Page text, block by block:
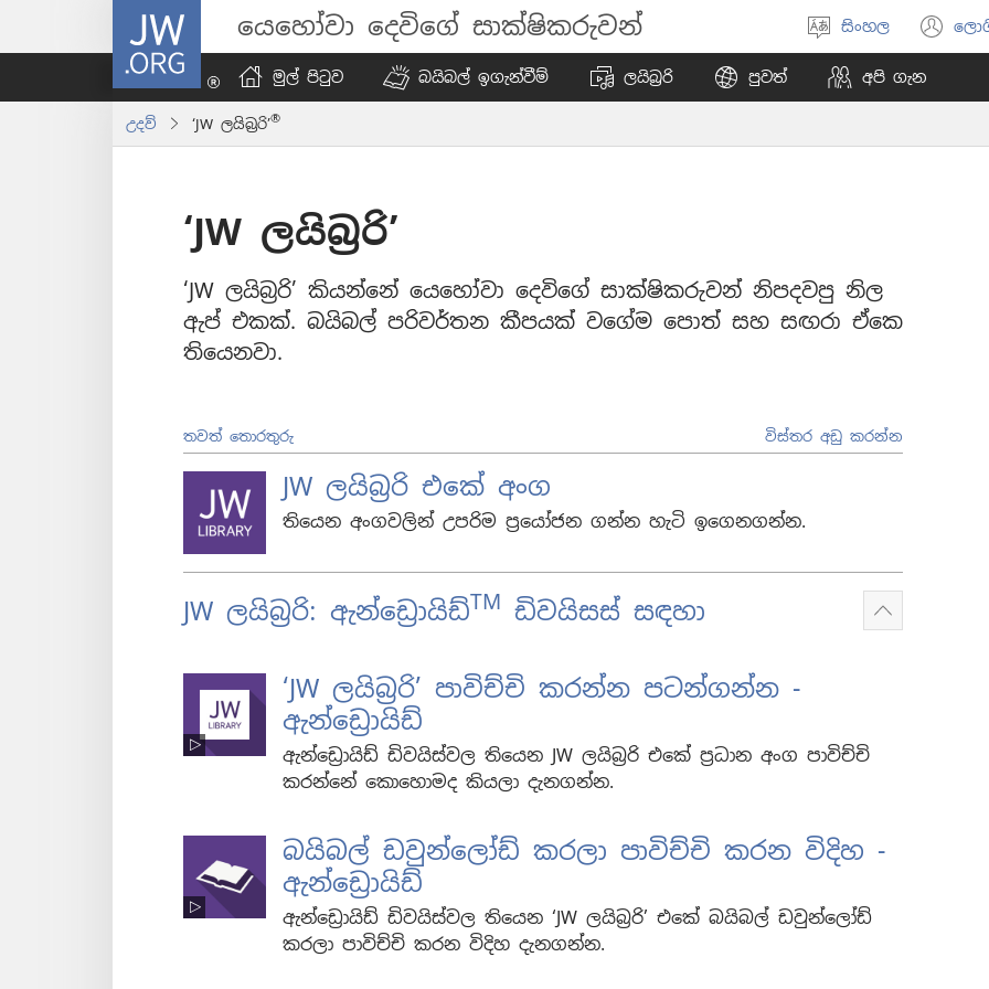
JW.ORG යෙහෝවා දෙවිගේ සාක්ෂිකරුවන්
භාෂාව
තෝරන්න
සිංහල
මුල් පිටුව බයිබල් ඉගැන්වීම් ලයිබ්‍රරි පුවත් අපි ගැන
උදව් ‘JW ලයිබ්‍රරි’®
‘JW ලයිබ්‍රරි’
‘JW ලයිබ්‍රරි’ කියන්නේ යෙහෝවා දෙවිගේ සාක්ෂිකරුවන් නිපදවපු නිල
ඇප් එකක්. බයිබල් පරිවර්තන කීපයක් වගේම පොත් සහ සඟරා ඒකෙ
තියෙනවා.
තවත් තොරතුරු විස්තර අඩු කරන්න
JW ලයිබ්‍රරි එකේ අංග
තියෙන අංගවලින් උපරිම ප්‍රයෝජන ගන්න හැටි ඉගෙනගන්න.
JW ලයිබ්‍රරි: ඇන්ඩ්‍රොයිඩ්TM ඩිවයිසස් සඳහා
Show
‘JW ලයිබ්‍රරි’ පාවිච්චි කරන්න පටන්ගන්න -
ඇන්ඩ්‍රොයිඩ්
ඇන්ඩ්‍රොයිඩ් ඩිවයිස්වල තියෙන JW ලයිබ්‍රරි එකේ ප්‍රධාන අංග පාවිච්චි
කරන්නේ කොහොමද කියලා දැනගන්න.
බයිබල් ඩවුන්ලෝඩ් කරලා පාවිච්චි කරන විදිහ -
ඇන්ඩ්‍රොයිඩ්
ඇන්ඩ්‍රොයිඩ් ඩිවයිස්වල තියෙන ‘JW ලයිබ්‍රරි’ එකේ බයිබල් ඩවුන්ලෝඩ්
කරලා පාවිච්චි කරන විදිහ දැනගන්න.